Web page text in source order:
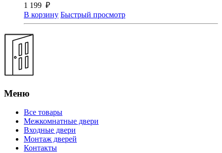
1 199 ₽
В корзину Быстрый просмотр
Меню
Все товары
Межкомнатные двери
Входные двери
Монтаж дверей
Контакты